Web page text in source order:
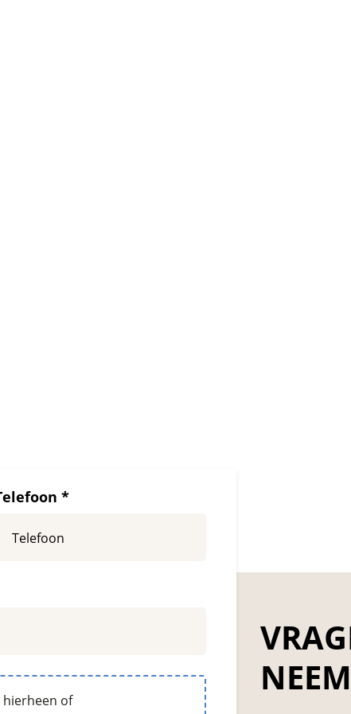
*
hierheen of